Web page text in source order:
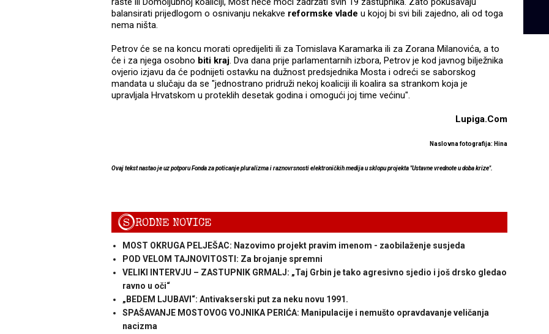
balansirati prijedlogom o osnivanju nekakve reformske vlade u kojoj bi svi bili zajedno, ali od toga
nema ništa.
Petrov će se na koncu morati opredijeliti ili za Tomislava Karamarka ili za Zorana Milanovića, a to
će i za njega osobno biti kraj. Dva dana prije parlamentarnih izbora, Petrov je kod javnog bilježnika
ovjerio izjavu da će podnijeti ostavku na dužnost predsjednika Mosta i odreći se saborskog
mandata u slučaju da se "jednostrano pridruži nekoj koaliciji ili koalira sa strankom koja je
upravljala Hrvatskom u proteklih desetak godina i omogući joj time većinu".
Lupiga.Com
Naslovna fotografija: Hina
Ovaj tekst nastao je uz potporu Fonda za poticanje pluralizma i raznovrsnosti elektroničkih medija u sklopu projekta "Ustavne vrednote u doba krize".
SRODNE NOVICE
MOST OKRUGA PELJEŠAC: Nazovimo projekt pravim imenom - zaobilaženje susjeda
POD VELOM TAJNOVITOSTI: Za brojanje spremni
VELIKI INTERVJU – ZASTUPNIK GRMALJ: „Taj Grbin je tako agresivno sjedio i još drsko gledao
ravno u oči“
„BEDEM LJUBAVI“: Antivakserski put za neku novu 1991.
SPAŠAVANJE MOSTOVOG VOJNIKA PERIĆA: Manipulacije i nemušto opravdavanje veličanja
nacizma